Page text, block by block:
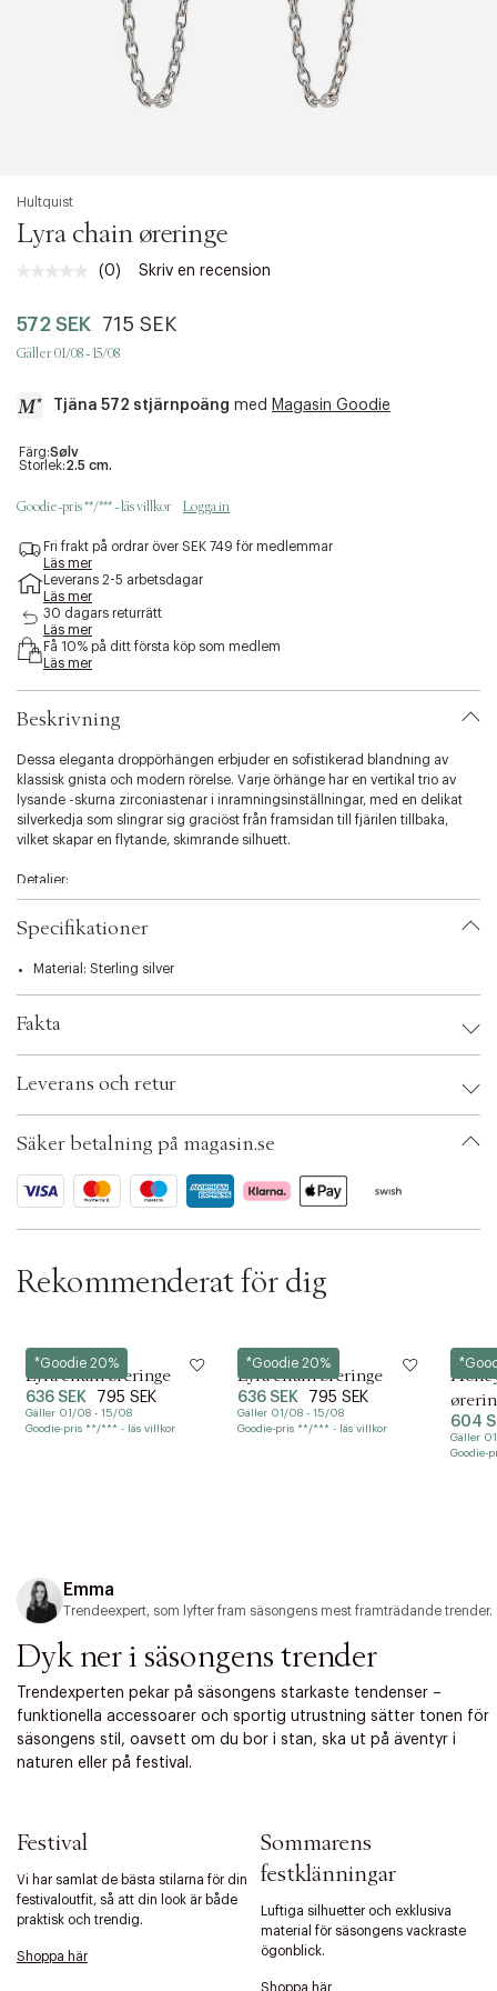
Hultquist
Lyra chain øreringe
Inget
Länk
till
samma
(0) Skriv en recension
572 SEK 715 SEK
Gäller 01/08 - 15/08
Tjäna 572 stjärnpoäng med Magasin Goodie
a
c
e
s
i
b
i
y
.
a
r
i
a
t
o
s
l
e
c
t
i
o
n
Färg:Sølv
Storlek:2.5 cm.
Goodie-pris **/*** - läs villkor Logga in
Fri frakt på ordrar över SEK 749 för medlemmar
Läs mer
Leverans 2-5 arbetsdagar
Läs mer
30 dagars returrätt
Läs mer
Få 10% på ditt första köp som medlem
Läs mer
Beskrivning
Dessa eleganta droppörhängen erbjuder en sofistikerad blandning av
klassisk gnista och modern rörelse. Varje örhänge har en vertikal trio av
lysande -skurna zirconiastenar i inramningsinställningar, med en delikat
silverkedja som slingrar sig graciöst från framsidan till fjärilen tillbaka,
vilket skapar en flytande, skimrande silhuett.
Detaljer:
Handgjord i 925 sterlingsilver med e-beläggning.
Med tre pavé-set zirconia stenar och en fin länkkedja.
- och allergivänlig för bekväm vardagsklädsel.
Specifikationer
Material: Sterling silver
Fakta
EAN: 5713395176582
Ax numbers: 07136648
ID: BRCD35-03W4
Leverans och retur
Säker betalning på magasin.se
Rekommenderat för dig
*Goodie 20%
Hultquist
Lyra chain øreringe
636 SEK 795 SEK
Gäller 01/08 - 15/08
Goodie-pris **/*** - läs villkor
*Goodie 20%
Hultquist
Lyra chain øreringe
636 SEK 795 SEK
Gäller 01/08 - 15/08
Goodie-pris **/*** - läs villkor
604
Gäller
Goodie-
Emma
Trendeexpert, som lyfter fram säsongens mest framträdande trender.
Dyk ner i säsongens trender
Trendexperten pekar på säsongens starkaste tendenser –
funktionella accessoarer och sportig utrustning sätter tonen för
säsongens stil, oavsett om du bor i stan, ska ut på äventyr i
naturen eller på festival.
Festival
Vi har samlat de bästa stilarna för din
festivaloutfit, så att din look är både
praktisk och trendig.
Shoppa här
Sommarens
festklänningar
Luftiga silhuetter och exklusiva
material för säsongens vackraste
ögonblick.
Shoppa här